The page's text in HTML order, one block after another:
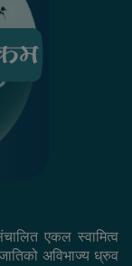
एकल स्वामित्व
अविभाज्य ध्रुव